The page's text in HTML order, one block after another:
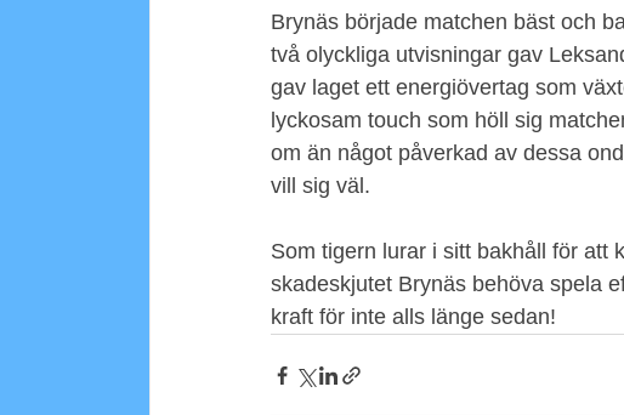
Brynäs började matchen bäst och
två olyckliga utvisningar gav
gav laget ett energiövertag som
lyckosam touch som höll sig
om än något påverkad av dessa
vill sig väl.
Som tigern lurar i sitt bakhåll för att
skadeskjutet Brynäs behöva spela
kraft för inte alls länge sedan!